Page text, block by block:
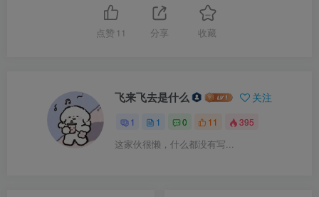
点赞 11 分享 收藏
飞来飞去是什么 关注
1 1 0 11 395
这家伙很懒，什么都没有写...